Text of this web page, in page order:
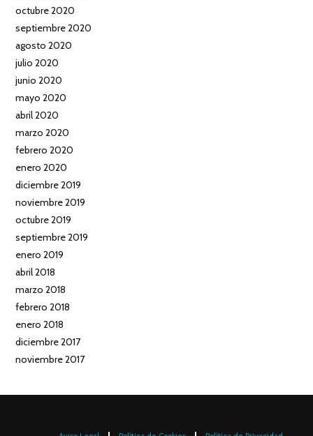
octubre 2020
septiembre 2020
agosto 2020
julio 2020
junio 2020
mayo 2020
abril 2020
marzo 2020
febrero 2020
enero 2020
diciembre 2019
noviembre 2019
octubre 2019
septiembre 2019
enero 2019
abril 2018
marzo 2018
febrero 2018
enero 2018
diciembre 2017
noviembre 2017